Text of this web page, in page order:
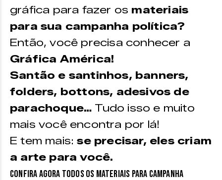
gráfica para fazer os materiais
para sua campanha política?
Então, você precisa conhecer a
Gráfica América!
Santão e santinhos, banners,
folders, bottons, adesivos de
parachoque… Tudo isso e muito
mais você encontra por lá!
E tem mais:se precisar, eles criam
a arte para você.
Confira agora todos os materiais para campanha